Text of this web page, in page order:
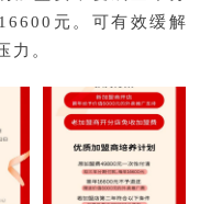
元。可有效缓解
力。